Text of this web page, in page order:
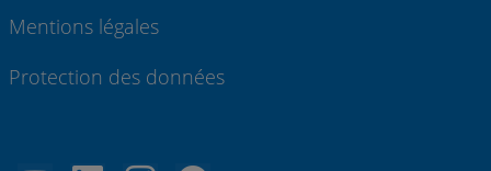
Mentions légales
Protection des données